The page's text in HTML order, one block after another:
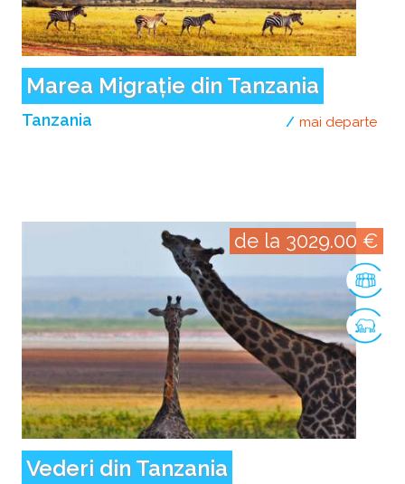
Marea Migrație din Tanzania
Tanzania mai departe
Vederi din Tanzania
de la 3029.00 €